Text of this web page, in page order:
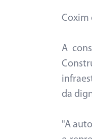
Coxim
A
da
"A